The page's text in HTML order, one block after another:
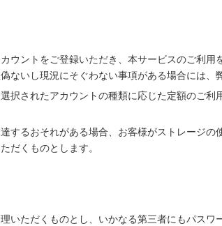
ウントをご登録いただき、本サービスのご利
ないし現況にそぐわない事項がある場合には
択されたアカウントの種類に応じた定額のご
するおそれがある場合、お客様がストレージ
だくものとします。
いただくものとし、いかなる第三者にもパス